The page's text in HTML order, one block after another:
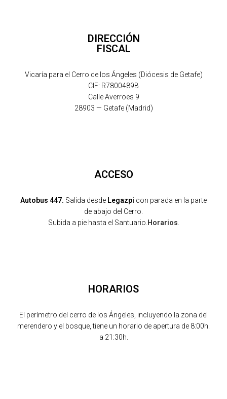
DIRECCIÓN
FISCAL
Vicaría para el Cerro de los Ángeles (Diócesis de Getafe)
CIF: R7800489B
Calle Averroes 9
28903 — Getafe (Madrid)
ACCESO
Autobus 447. Salida desde Legazpi con parada en la parte
de abajo del Cerro.
Subida a pie hasta el Santuario. Horarios
HORARIOS
El perímetro del cerro de los Ángeles, incluyendo la zona del
merendero y el bosque, tiene un horario de apertura de 8:00h.
a 21:30h.